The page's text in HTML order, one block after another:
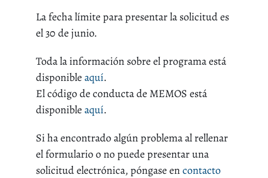
La fecha límite para presentar la solicitud es
el 30 de junio.
Toda la información sobre el programa está
disponibleaquí.
El código de conducta de MEMOS está
disponibleaquí.
Si ha encontrado algún problema al rellenar
el formulario o no puede presentar una
solicitud electrónica, póngase encontacto